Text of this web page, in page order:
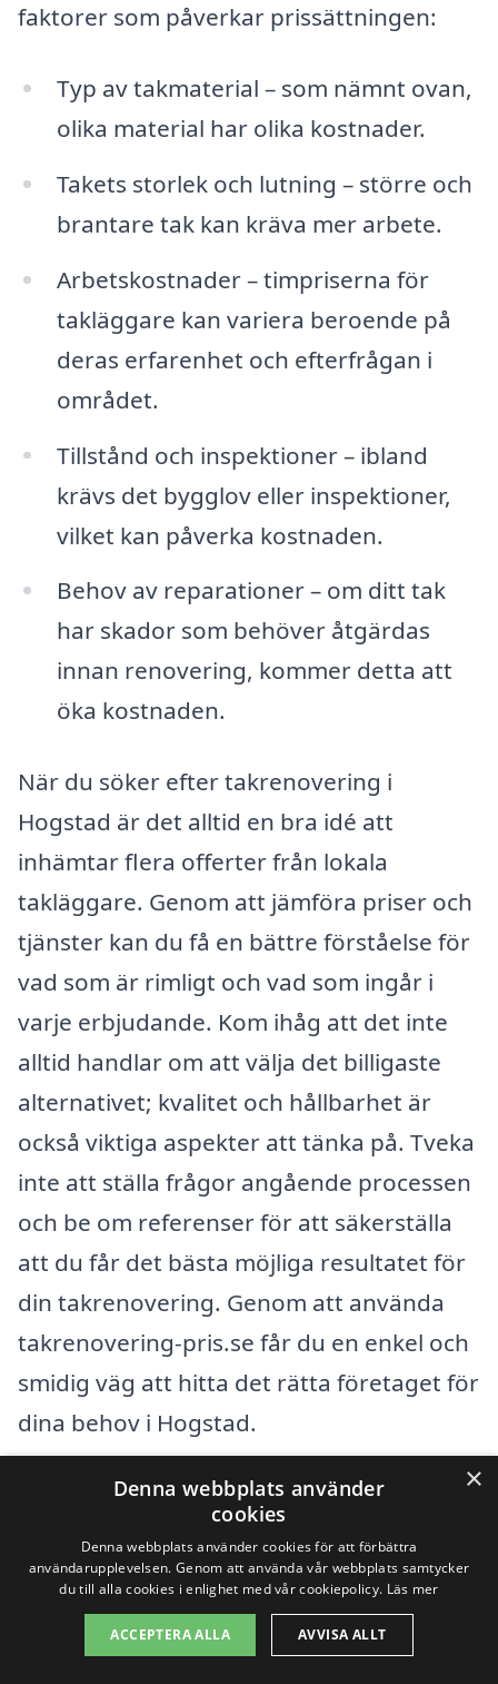
faktorer som påverkar prissättningen:
Typ av takmaterial – som nämnt ovan,
olika material har olika kostnader.
Takets storlek och lutning – större och
brantare tak kan kräva mer arbete.
Arbetskostnader – timpriserna för
takläggare kan variera beroende på
deras erfarenhet och efterfrågan i
området.
Tillstånd och inspektioner – ibland
krävs det bygglov eller inspektioner,
vilket kan påverka kostnaden.
Behov av reparationer – om ditt tak
har skador som behöver åtgärdas
innan renovering, kommer detta att
öka kostnaden.
När du söker efter takrenovering i
Hogstad är det alltid en bra idé att
inhämtar flera offerter från lokala
takläggare. Genom att jämföra priser och
tjänster kan du få en bättre förståelse för
vad som är rimligt och vad som ingår i
varje erbjudande. Kom ihåg att det inte
alltid handlar om att välja det billigaste
alternativet; kvalitet och hållbarhet är
också viktiga aspekter att tänka på. Tveka
inte att ställa frågor angående processen
och be om referenser för att säkerställa
att du får det bästa möjliga resultatet för
din takrenovering. Genom att använda
takrenovering-pris.se får du en enkel och
smidig väg att hitta det rätta företaget för
dina behov i Hogstad.
Få 3 erbjudanden, gratis och utan
förpliktelser
Sök efter en
×
Denna webbplats använder
cookies
Denna webbplats använder cookies för att förbättra
användarupplevelsen. Genom att använda vår webbplats samtycker
du till alla cookies i enlighet med vår cookiepolicy. Läs mer
ACCEPTERA ALLA AVVISA ALLT